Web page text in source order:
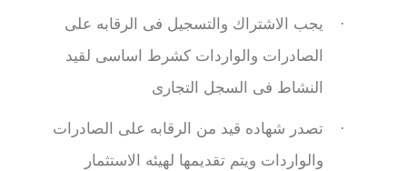
·
يجب الاشتراك والتسجيل فى الرقابه على
الصادرات والواردات كشرط اساسى لقيد
النشاط فى السجل التجارى
·
تصدر شهاده قيد من الرقابه على الصادرات
والواردات ويتم تقديمها لهيئه الاستثمار